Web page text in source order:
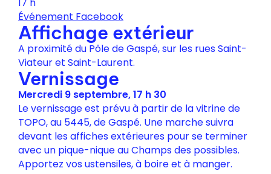
Événement Facebook
Affichage extérieur
A proximité du Pôle de Gaspé, sur les rues Saint-
Viateur et Saint-Laurent.
Vernissage
Mercredi 9 septembre, 17 h 30
Le vernissage est prévu à partir de la vitrine de
TOPO, au 5445, de Gaspé. Une marche suivra
devant les affiches extérieures pour se terminer
avec un pique-nique au Champs des possibles.
Apportez vos ustensiles, à boire et à manger.